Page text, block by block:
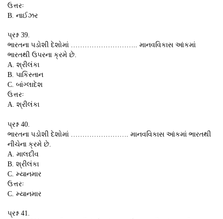
ઉત્તરઃ
B. નાઈઝર
પ્રશ્ન 39.
ભારતના પડોશી દેશોમાં ……………………….. માનવવિકાસ આંકમાં
ભારતથી ઉપરના ક્રમે છે.
A. શ્રીલંકા
B. પાકિસ્તાન
C. બાંગ્લાદેશ
ઉત્તરઃ
A. શ્રીલંકા
પ્રશ્ન 40.
ભારતના પડોશી દેશોમાં ……………………. માનવવિકાસ આંકમાં ભારતથી
નીચેના ક્રમે છે.
A. માલદીવ
B. શ્રીલંકા
C. મ્યાનમાર
ઉત્તરઃ
C. મ્યાનમાર
પ્રશ્ન 41.